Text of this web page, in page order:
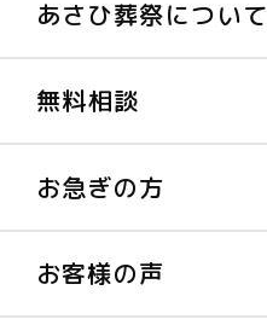
あさひ葬祭について
無料相談
お急ぎの方
お客様の声